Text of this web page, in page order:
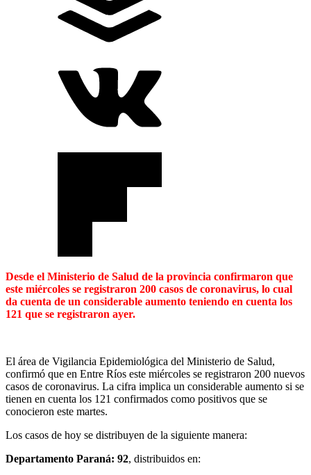
Desde el Ministerio de Salud de la provincia confirmaron que
este miércoles se registraron 200 casos de coronavirus, lo cual
da cuenta de un considerable aumento teniendo en cuenta los
121 que se registraron ayer.
El área de Vigilancia Epidemiológica del Ministerio de Salud,
confirmó que en Entre Ríos este miércoles se registraron 200 nuevos
casos de coronavirus. La cifra implica un considerable aumento si se
tienen en cuenta los 121 confirmados como positivos que se
conocieron este martes.
Los casos de hoy se distribuyen de la siguiente manera:
Departamento Paraná: 92, distribuidos en: